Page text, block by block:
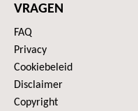
VRAGEN
FAQ
Privacy
Cookiebeleid
Disclaimer
Copyright